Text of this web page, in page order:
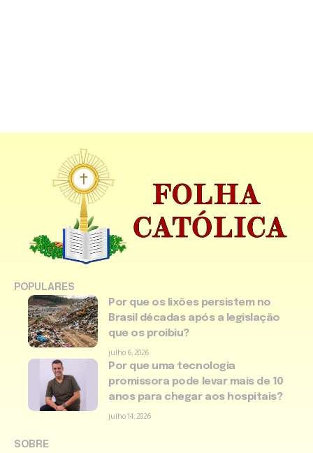
POPULARES
Por que os lixões persistem no
Brasil décadas após a legislação
que os proibiu?
julho 6, 2026
Por que uma tecnologia
promissora pode levar mais de 10
anos para chegar aos hospitais?
julho 14, 2026
SOBRE